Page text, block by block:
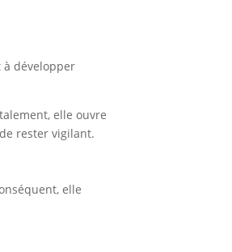
à développer
elle ouvre
rester vigilant.
elle